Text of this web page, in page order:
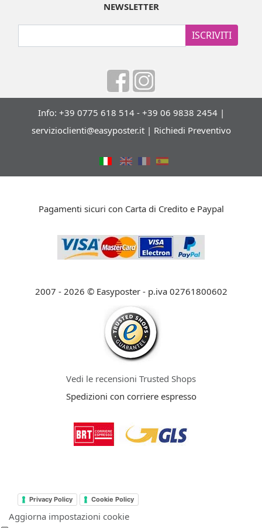
NEWSLETTER
ISCRIVITI
Info: +39 0775 618 514 - +39 06 9838 2454 |
servizioclienti@easyposter.it| Richiedi Preventivo
Pagamenti sicuri con Carta di Credito e Paypal
2007 - 2026 © Easyposter - p.iva 02761800602
Vedi le recensioni Trusted Shops
Spedizioni con corriere espresso
Privacy Policy Cookie Policy
Aggiorna impostazioni cookie